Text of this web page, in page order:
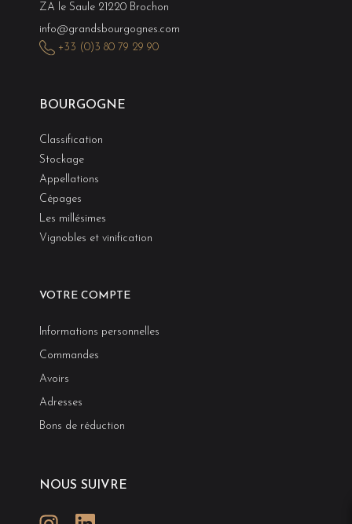
BOURGOGNE
Classification
Stockage
Appellations
Cépages
Les millésimes
Vignobles et vinification
VOTRE COMPTE
Informations personnelles
Commandes
Avoirs
Adresses
Bons de réduction
ZA le Saule 21220 Brochon
info@grandsbourgognes.com
+33 (0)3 80 79 29 90
NOUS SUIVRE
Instagram